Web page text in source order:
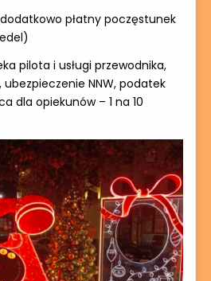
płatny poczęstunek
pilota i usługi przewodnika,
NNW, podatek
dla opiekunów – 1 na 10